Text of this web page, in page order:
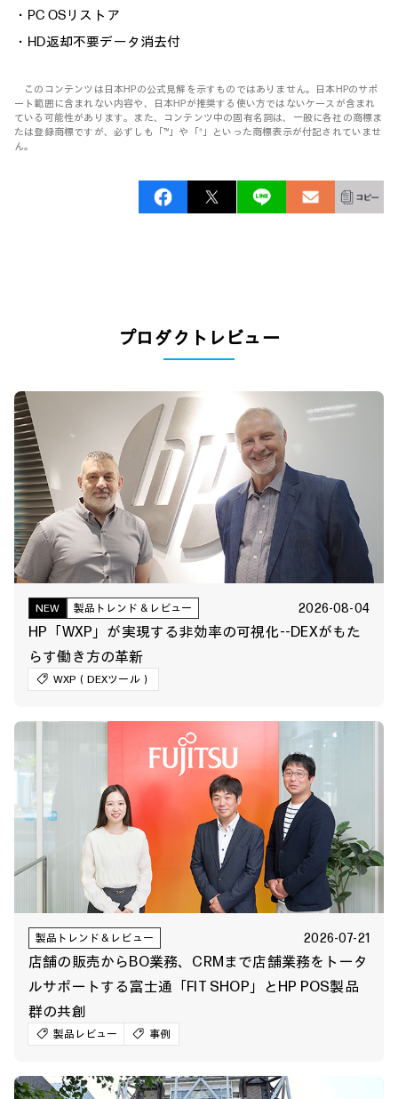
・PC OSリストア
・HD返却不要データ消去付
このコンテンツは日本HPの公式見解を示すものではありません。日本HPのサポ
ート範囲に含まれない内容や、日本HPが推奨する使い方ではないケースが含まれ
ている可能性があります。また、コンテンツ中の固有名詞は、一般に各社の商標ま
たは登録商標ですが、必ずしも「™」や「®」といった商標表示が付記されていませ
ん。
プロダクトレビュー
NEW 製品トレンド＆レビュー 2026-08-04
HP「WXP」が実現する非効率の可視化--DEXがもた
らす働き方の革新
WXP（DEXツール）
製品トレンド＆レビュー 2026-07-21
店舗の販売からBO業務、CRMまで店舗業務をトータ
ルサポートする富士通「FIT SHOP」とHP POS製品
群の共創
製品レビュー 事例